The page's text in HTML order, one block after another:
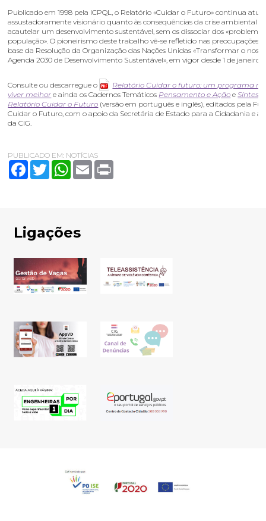
Publicado em 1998 pela ICPQL, o Relatório «Cuidar o Futuro» continua
assustadoramente visionário quanto às consequências da crise ambiental e
acautelar um desenvolvimento sustentável, sem os dissociar dos
população». O pioneirismo deste trabalho vê-se refletido nas preocupações
base da Resolução da Organização das Nações Unidas «Transformar o
Agenda 2030 de Desenvolvimento Sustentável», em vigor desde 1 de janeiro
Consulte ou descarregue o
Relatório Cuidar o futuro: um programa
viver melhor e ainda os Cadernos Temáticos Pensamento e Ação eSíntese
Relatório Cuidar o Futuro (versão em português e inglês), editados pela
Cuidar o Futuro, com o apoio da Secretária de Estado para a Cidadania e a
da CIG.
PUBLICADO EM: NOTÍCIAS
FacebookTwitterWhatsApp
Email
Ligações